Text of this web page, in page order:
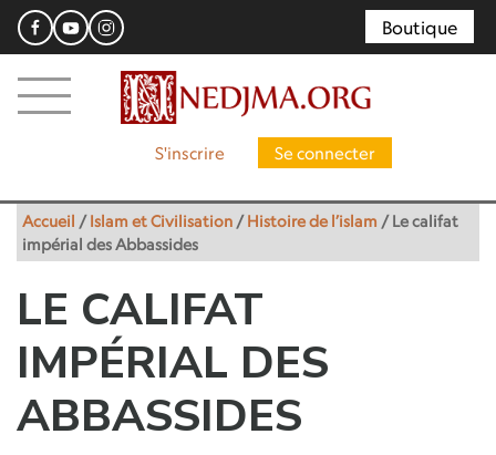
Boutique
S'inscrire Se connecter
Accueil /Islam et Civilisation /Histoire de l’islam /Le califat
impérial des Abbassides
LE CALIFAT
IMPÉRIAL DES
ABBASSIDES